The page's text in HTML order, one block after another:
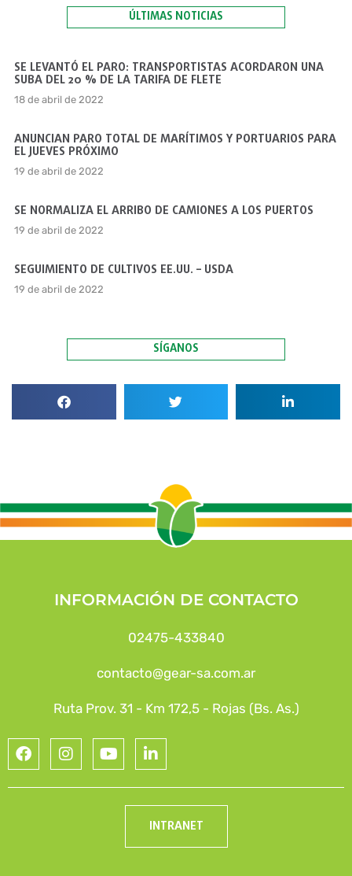
ÚLTIMAS NOTICIAS
SE LEVANTÓ EL PARO: TRANSPORTISTAS ACORDARON UNA
SUBA DEL 20 % DE LA TARIFA DE FLETE
18 de abril de 2022
ANUNCIAN PARO TOTAL DE MARÍTIMOS Y PORTUARIOS PARA
EL JUEVES PRÓXIMO
19 de abril de 2022
SE NORMALIZA EL ARRIBO DE CAMIONES A LOS PUERTOS
19 de abril de 2022
SEGUIMIENTO DE CULTIVOS EE.UU. – USDA
19 de abril de 2022
SÍGANOS
INFORMACIÓN DE CONTACTO
02475-433840
contacto@gear-sa.com.ar
Ruta Prov. 31 - Km 172,5 - Rojas (Bs. As.)
INTRANET